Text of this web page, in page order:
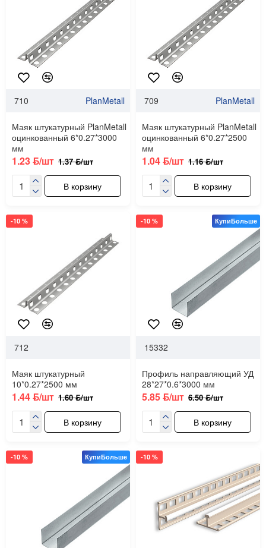
710 PlanMetall
Маяк штукатурный PlanMetall
оцинкованный 6*0.27*3000
мм
1.23 ƃ/шт 1.37 ƃ/шт
В корзину
709 PlanMetall
Маяк штукатурный PlanMetall
оцинкованный 6*0.27*2500
мм
1.04 ƃ/шт 1.16 ƃ/шт
В корзину
-10 %
712
Маяк штукатурный
10*0.27*2500 мм
1.44 ƃ/шт 1.60 ƃ/шт
В корзину
КупиБольше
-10 %
15332
Профиль направляющий УД
28*27*0.6*3000 мм
5.85 ƃ/шт 6.50 ƃ/шт
В корзину
КупиБольше
-10 % -10 %